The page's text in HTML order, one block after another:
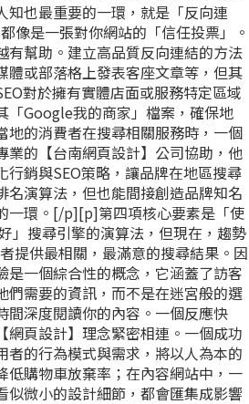
也最重要的一環，就是「反向連
像是一張對你網站的「信任投票」。
幫助。建立高品質反向連結的方法
體或部落格上發表客座文章等，但其
對於擁有實體店面或服務特定區域
「Google我的商家」檔案，確保地
的消費者在搜尋相關服務時，一個
業的【台南網頁設計】公司協助，他
銷與SEO策略，讓品牌在地區搜尋
演算法，但也能間接創造品牌知名
一環。[/p][p]第四項核心要素是「使
」搜尋引擎的演算法，但現在，趨勢
提供最相關，最滿意的搜尋結果。因
一個綜合性的概念，它涵蓋了訪客
需要的資訊，而不是在迷宮般的選
間深度閱讀你的內容。一個反應快
頁設計】理念緊密相連。一個成功
的行為模式與需求，將以人為本的
低購物車放棄率；在內容網站中，一
微小的設計細節，都會匯集成影響